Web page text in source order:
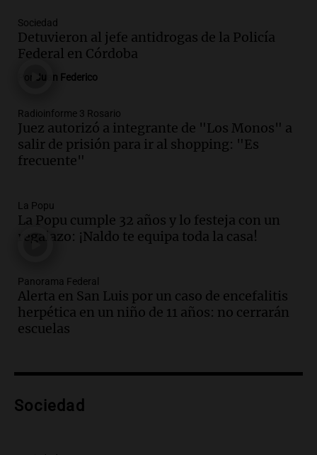
Audio.
colaboración con la municipalidad para
la educación y parques
Episodios
Audio.
de León XIV a Argentina y reflexiona
sobre su impacto espiritual
Panorama Federal
Episodios
revive con la visita de León XIV y una
historia nacida en Córdoba
Viva la Radio
Audio.El ministro de Economía de Santa
Fe relativiza el impacto del fallo sobre
jubilaciones en la provincia
Panorama Federal
Argentina causa gran alegría en Santa
Panorama Federal
Sociedad
Detuvieron al jefe antidrogas de la Policía
Federal en Córdoba
Juan Federico
Radioinforme 3 Rosario
Juez autorizó a integrante de "Los Monos" a
salir de prisión para ir al shopping: "Es
frecuente"
La Popu
La Popu cumple 32 años y lo festeja con un
regalazo: ¡Naldo te equipa toda la casa!
Panorama Federal
Alerta en San Luis por un caso de encefalitis
herpética en un niño de 11 años: no cerrarán
escuelas
Sociedad